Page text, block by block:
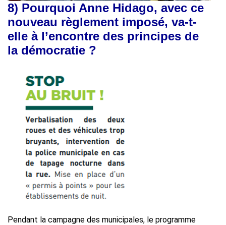
8) Pourquoi Anne Hidago, avec ce
nouveau règlement imposé, va-t-
elle à l’encontre des principes de
la démocratie ?
Pendant la campagne des municipales, le programme